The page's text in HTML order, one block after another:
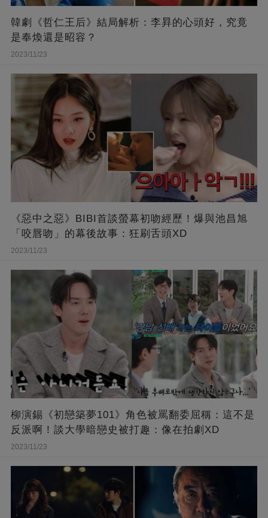
韓劇《哲仁王后》結局解析：李昪的心頭好，究竟
是奉煥還是昭容？
2023/11/23
《惡中之惡》BIBI首談螢幕初吻經歷！爆與池昌旭
「咬唇吻」的幕後故事：狂刷舌頭XD
2023/11/23
柳演錫《初戀築夢101》角色被罵翻委屈稱：這不是
反派啊！談大學暗戀史被打趣：像在拍劇XD
2023/11/23